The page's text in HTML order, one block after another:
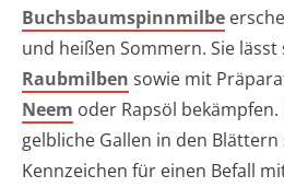
Buchsbaumspinnmilbe
und heißen Sommern. Sie
Raubmilben sowie mit
Neem oder Rapsöl
gelbliche Gallen in den
Kennzeichen für einen Befall